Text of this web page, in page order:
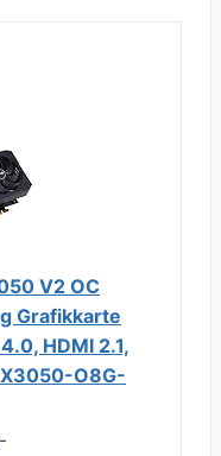
V2 OC
Grafikkarte
HDMI 2.1,
O8G-